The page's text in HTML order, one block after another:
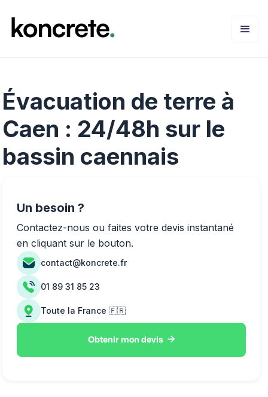
Évacuation de terre à
Caen : 24/48h sur le
bassin caennais
Un besoin ?
Contactez-nous ou faites votre devis instantané
en cliquant sur le bouton.
contact@koncrete.fr
01 89 31 85 23
Toute la France 🇫🇷
Obtenir mon devis 